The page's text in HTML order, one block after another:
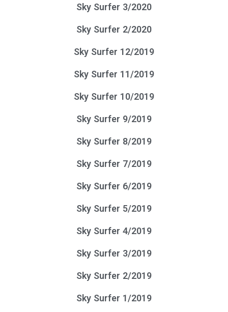
Sky Surfer 3/2020
Sky Surfer 2/2020
Sky Surfer 12/2019
Sky Surfer 11/2019
Sky Surfer 10/2019
Sky Surfer 9/2019
Sky Surfer 8/2019
Sky Surfer 7/2019
Sky Surfer 6/2019
Sky Surfer 5/2019
Sky Surfer 4/2019
Sky Surfer 3/2019
Sky Surfer 2/2019
Sky Surfer 1/2019